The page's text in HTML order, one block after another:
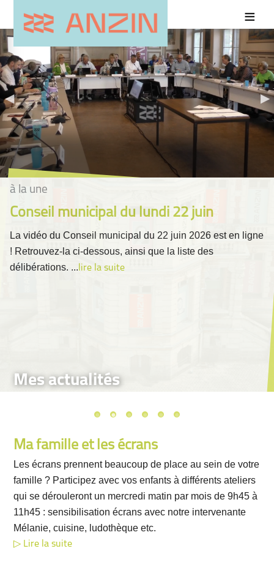
Mes actualités
à la une
Conseil municipal du lundi 22 juin
La vidéo du Conseil municipal du 22 juin 2026 est en ligne
! Retrouvez-la ci-dessous, ainsi que la liste des
délibérations. ... lire la suite
Ma famille et les écrans
Les écrans prennent beaucoup de place au sein de votre
famille ? Participez avec vos enfants à différents ateliers
qui se dérouleront un mercredi matin par mois de 9h45 à
11h45 : sensibilisation écrans avec notre intervenante
Mélanie, cuisine, ludothèque etc.
Lire la suite